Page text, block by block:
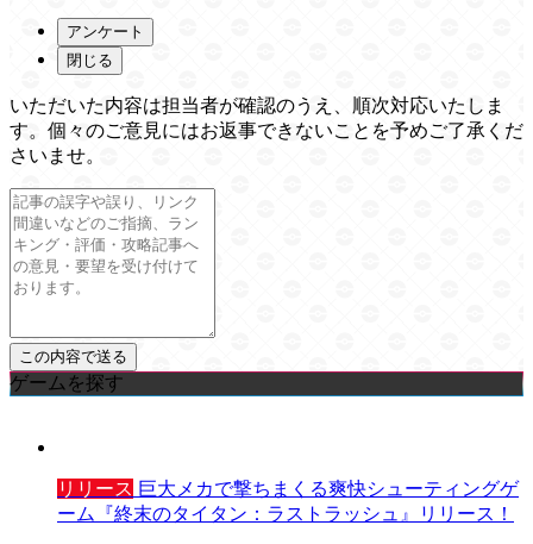
アンケート
閉じる
いただいた内容は担当者が確認のうえ、順次対応いたしま
す。個々のご意見にはお返事できないことを予めご了承くだ
さいませ。
ゲームを探す
リリース 巨大メカで撃ちまくる爽快シューティングゲ
ーム『終末のタイタン：ラストラッシュ』リリース！